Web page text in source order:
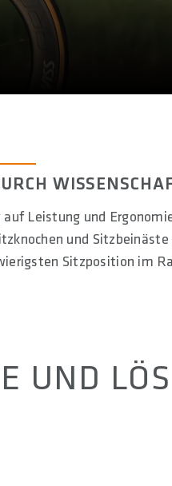
Leistung und
und
Sitzposition im
UND